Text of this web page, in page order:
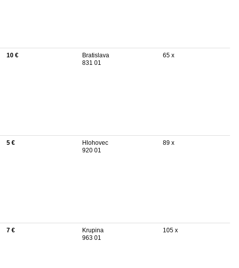
10 €
Bratislava
831 01
65 x
5 €
Hlohovec
920 01
89 x
7 €
Krupina
963 01
105 x